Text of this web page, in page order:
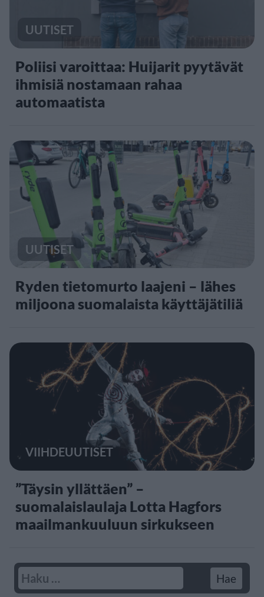
UUTISET
Poliisi varoittaa: Huijarit pyytävät
ihmisiä nostamaan rahaa
automaatista
UUTISET
Ryden tietomurto laajeni – lähes
miljoona suomalaista käyttäjätiliä
VIIHDEUUTISET
”Täysin yllättäen” –
suomalaislaulaja Lotta Hagfors
maailmankuuluun sirkukseen